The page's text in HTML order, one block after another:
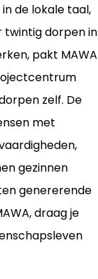
de lokale taal,
dorpen in
pakt MAWA
zelf. De
met
gezinnen
genererende
draag je